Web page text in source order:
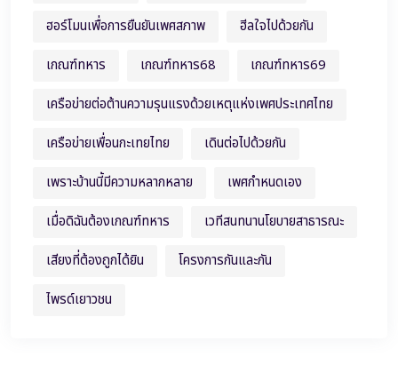
ฮอร์โมนเพื่อการยืนยันเพศสภาพ
ฮีลใจไปด้วยกัน
เกณฑ์ทหาร
เกณฑ์ทหาร68
เกณฑ์ทหาร69
เครือข่ายต่อต้านความรุนแรงด้วยเหตุแห่งเพศประเทศไทย
เครือข่ายเพื่อนกะเทยไทย
เดินต่อไปด้วยกัน
เพราะบ้านนี้มีความหลากหลาย
เพศกำหนดเอง
เมื่อดิฉันต้องเกณฑ์ทหาร
เวทีสนทนานโยบายสาธารณะ
เสียงที่ต้องถูกได้ยิน
โครงการกันและกัน
ไพรด์เยาวชน